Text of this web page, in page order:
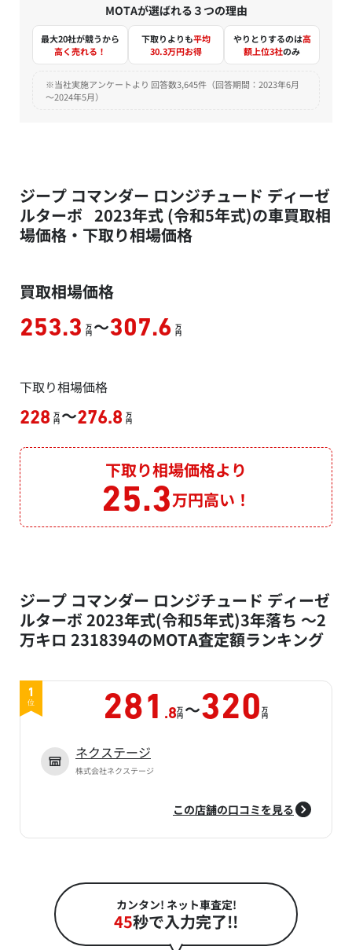
MOTAが選ばれる３つの理由
最大20社が競うから
高く売れる！
下取りよりも平均
30.3万円お得
やりとりするのは高
額上位3社のみ
※当社実施アンケートより 回答数3,645件（回答期間：2023年6月
～2024年5月）
ジープ コマンダー ロンジチュード ディーゼ
ルターボ 2023年式 (令和5年式)の車買取相
場価格・下取り相場価格
買取相場価格
253.3 万
円 ～307.6 万
円
下取り相場価格
228 万
円 ～276.8 万
円
下取り相場価格より
25.3万円高い！
ジープ コマンダー ロンジチュード ディーゼ
ルターボ 2023年式(令和5年式)3年落ち ～2
万キロ 2318394のMOTA査定額ランキング
1
位 281 .8万
円 ～320 万
円
ネクステージ
株式会社ネクステージ
この店舗の口コミを見る
カンタン! ネット車査定!
45秒で入力完了!!